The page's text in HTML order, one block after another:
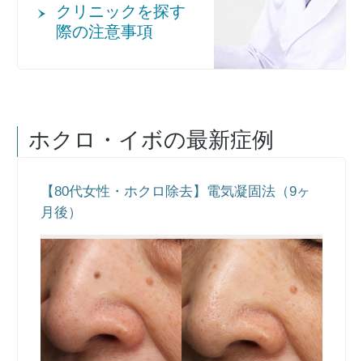
クリニックを探す
際の注意事項
ホクロ・イボの最新症例
【80代女性・ホクロ除去】電気凝固法（9ヶ
月後）